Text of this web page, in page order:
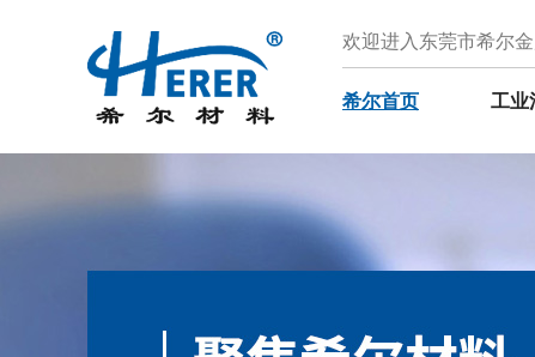
欢迎进入东莞市希尔
希尔首页 工业